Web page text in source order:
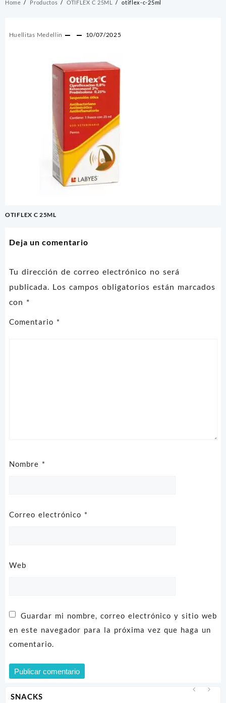
SNACKS
Home Productos OTIFLEX C 25ML otiflex-c-25ml
Huellitas Medellin 10/07/2025
Navegación
OTIFLEX C 25ML
Deja un comentario
Tu dirección de correo electrónico no será
publicada. Los campos obligatorios están marcados
con *
Comentario *
Nombre *
Correo electrónico *
Web
Guardar mi nombre, correo electrónico y sitio web
en este navegador para la próxima vez que haga un
comentario.